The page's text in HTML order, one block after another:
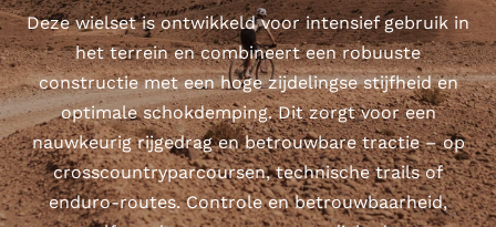
Deze wielset is ontwikkeld voor intensief gebruik in
het terrein en combineert een robuuste
constructie met een hoge zijdelingse stijfheid en
optimale schokdemping. Dit zorgt voor een
nauwkeurig rijgedrag en betrouwbare tractie – op
crosscountryparcoursen, technische trails of
enduro-routes. Controle en betrouwbaarheid,